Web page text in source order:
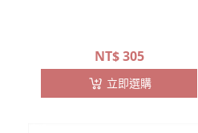
NT$305
立即選購